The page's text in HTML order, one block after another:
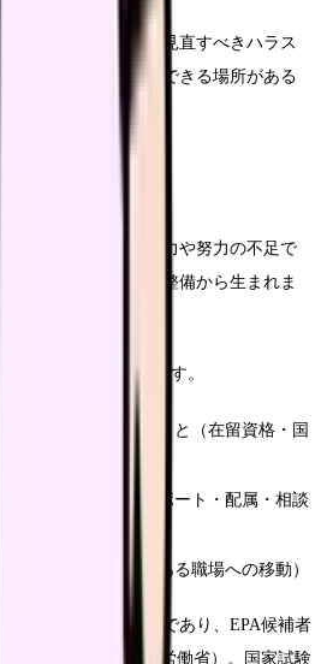
的な言動も、職場が見直すべきハラス
我慢する前に、相談できる場所がある
く悩みの多くは、能力や努力の不足で
の受け入れ体制の未整備から生まれま
3つに分けることです。
当局で確認すべきこと（在留資格・国
ること（日本語サポート・配属・相談
（受け入れ実績のある職場への移動）
国家試験合格が前提であり、EPA候補者
ます（Source: 厚生労働省）。国家試験